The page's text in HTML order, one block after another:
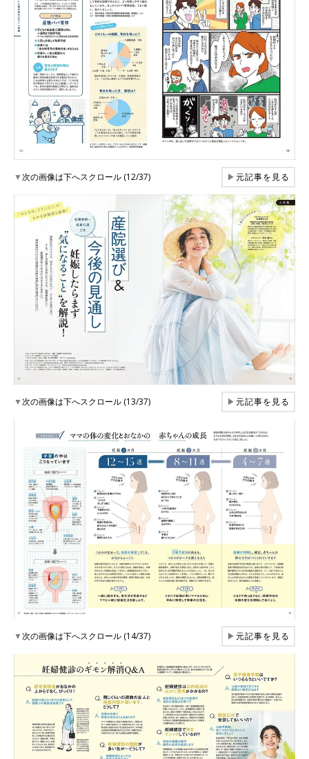
▼次の画像は下へスクロール (12/37) ▶元記事を見る
▼次の画像は下へスクロール (13/37) ▶元記事を見る
▼次の画像は下へスクロール (14/37) ▶元記事を見る